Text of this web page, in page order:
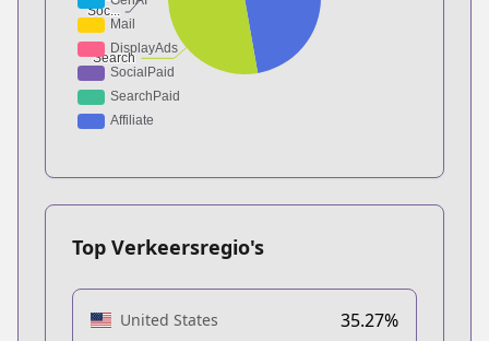
Top Verkeersregio's
United States 35.27%